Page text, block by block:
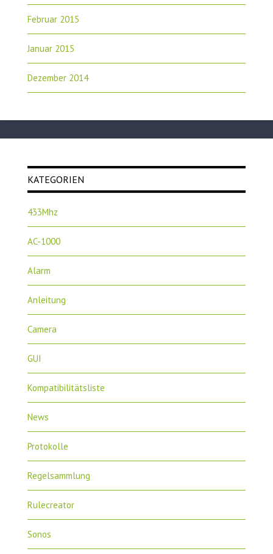
Februar 2015
Januar 2015
Dezember 2014
KATEGORIEN
433Mhz
AC-1000
Alarm
Anleitung
Camera
GUI
Kompatibilitätsliste
News
Protokolle
Regelsammlung
Rulecreator
Sonos